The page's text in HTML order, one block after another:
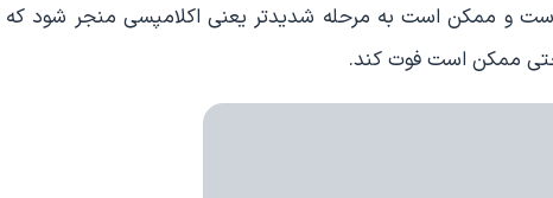
و ممکن است به مرحله شدیدتر یعنی اکلامپسی منجر شود که
حتی ممکن است فوت کند.